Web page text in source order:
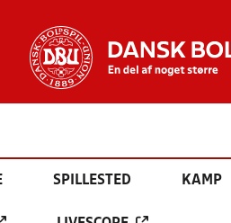
SPILLESTED KAMP